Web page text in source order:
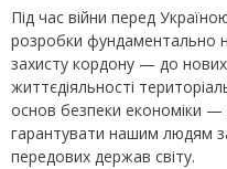
Під час війни перед
розробки фундаментально
захисту кордону — до
життєдіяльності
основ безпеки економіки
гарантувати нашим людям
передових держав світу.